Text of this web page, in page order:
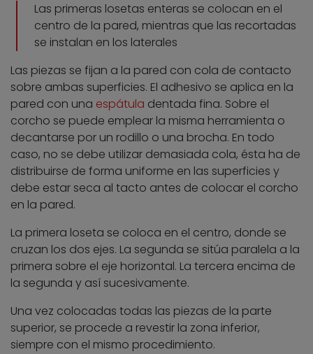
Las primeras losetas enteras se colocan en el
centro de la pared, mientras que las recortadas
se instalan en los laterales
Las piezas se fijan a la pared con cola de contacto
sobre ambas superficies. El adhesivo se aplica en la
pared con una espátula dentada fina. Sobre el
corcho se puede emplear la misma herramienta o
decantarse por un rodillo o una brocha. En todo
caso, no se debe utilizar demasiada cola, ésta ha de
distribuirse de forma uniforme en las superficies y
debe estar seca al tacto antes de colocar el corcho
en la pared.
La primera loseta se coloca en el centro, donde se
cruzan los dos ejes. La segunda se sitúa paralela a la
primera sobre el eje horizontal. La tercera encima de
la segunda y así sucesivamente.
Una vez colocadas todas las piezas de la parte
superior, se procede a revestir la zona inferior,
siempre con el mismo procedimiento.